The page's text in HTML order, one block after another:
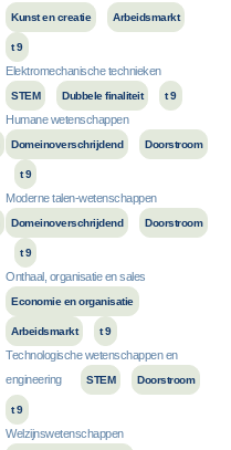
Kunst en creatie Arbeidsmarkt
t 9
Elektromechanische technieken
STEM Dubbele finaliteit t 9
Humane wetenschappen
Domeinoverschrijdend Doorstroom
t 9
Moderne talen-wetenschappen
Domeinoverschrijdend Doorstroom
t 9
Onthaal, organisatie en sales
Economie en organisatie
Arbeidsmarkt t 9
Technologische wetenschappen en
engineering
STEM Doorstroom
t 9
Welzijnswetenschappen